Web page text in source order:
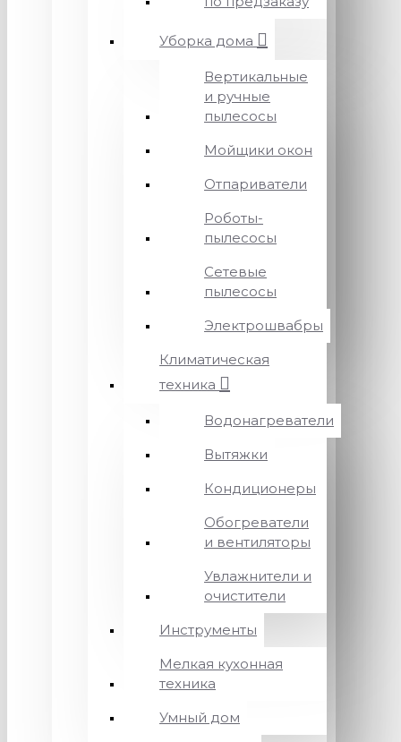
Уборка дома
Вертикальные
и ручные
пылесосы
Мойщики окон
Отпариватели
Роботы-
пылесосы
Сетевые
пылесосы
Электрошвабры
Климатическая
техника
Водонагреватели
Вытяжки
Кондиционеры
Обогреватели
и вентиляторы
Увлажнители и
очистители
Инструменты
Мелкая кухонная
техника
Умный дом